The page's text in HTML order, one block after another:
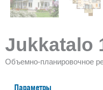
Jukkatalo
Объемно-планировочное
Параметры